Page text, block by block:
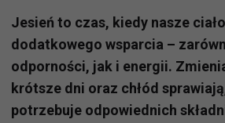
Jesień to czas, kiedy nasze
dodatkowego wsparcia –
odporności, jak i energii.
krótsze dni oraz chłód
potrzebuje odpowiednich